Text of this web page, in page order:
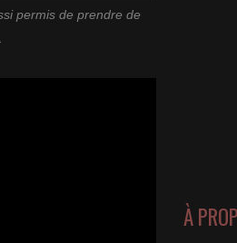
permis de prendre de
À